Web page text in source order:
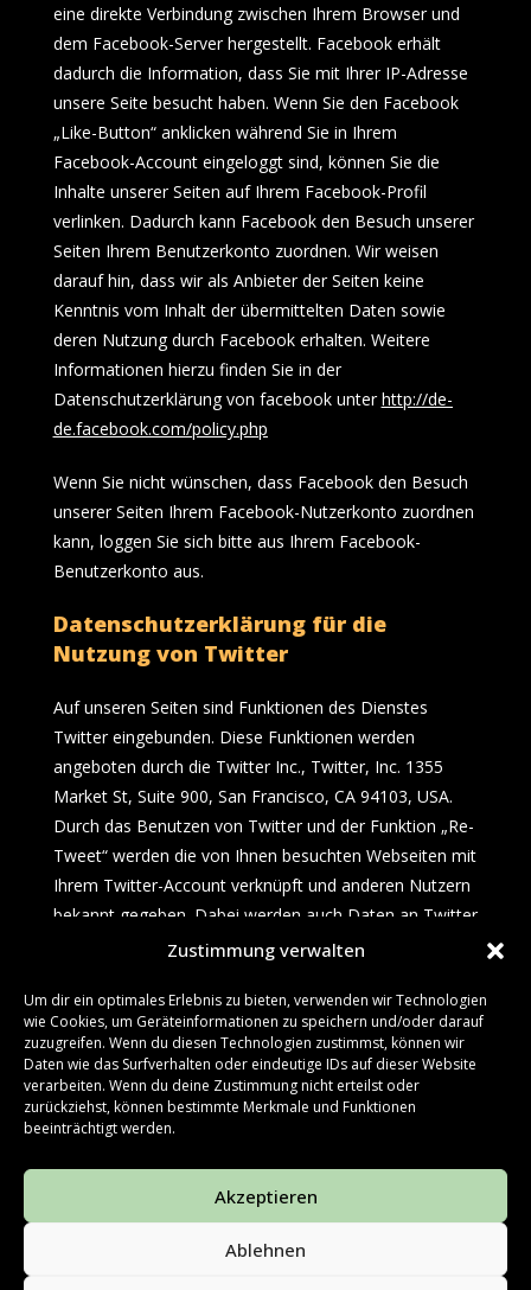
Zustimmung verwalten
Um dir ein optimales Erlebnis zu bieten, verwenden wir Technologien
wie Cookies, um Geräteinformationen zu speichern und/oder darauf
zuzugreifen. Wenn du diesen Technologien zustimmst, können wir
Daten wie das Surfverhalten oder eindeutige IDs auf dieser Website
verarbeiten. Wenn du deine Zustimmung nicht erteilst oder
zurückziehst, können bestimmte Merkmale und Funktionen
beeinträchtigt werden.
Akzeptieren
Ablehnen
eine direkte Verbindung zwischen Ihrem Browser und
dem Facebook-Server hergestellt. Facebook erhält
dadurch die Information, dass Sie mit Ihrer IP-Adresse
unsere Seite besucht haben. Wenn Sie den Facebook
„Like-Button“ anklicken während Sie in Ihrem
Facebook-Account eingeloggt sind, können Sie die
Inhalte unserer Seiten auf Ihrem Facebook-Profil
verlinken. Dadurch kann Facebook den Besuch unserer
Seiten Ihrem Benutzerkonto zuordnen. Wir weisen
darauf hin, dass wir als Anbieter der Seiten keine
Kenntnis vom Inhalt der übermittelten Daten sowie
deren Nutzung durch Facebook erhalten. Weitere
Informationen hierzu finden Sie in der
Datenschutzerklärung von facebook unterhttp://de-
de.facebook.com/policy.php
Wenn Sie nicht wünschen, dass Facebook den Besuch
unserer Seiten Ihrem Facebook-Nutzerkonto zuordnen
kann, loggen Sie sich bitte aus Ihrem Facebook-
Benutzerkonto aus.
Datenschutzerklärung für die
Nutzung von Twitter
Auf unseren Seiten sind Funktionen des Dienstes
Twitter eingebunden. Diese Funktionen werden
angeboten durch die Twitter Inc., Twitter, Inc. 1355
Market St, Suite 900, San Francisco, CA 94103, USA.
Durch das Benutzen von Twitter und der Funktion „Re-
Tweet“ werden die von Ihnen besuchten Webseiten mit
Ihrem Twitter-Account verknüpft und anderen Nutzern
bekannt gegeben. Dabei werden auch Daten an Twitter
Wir weisen darauf hin, dass wir als Anbieter der Seiten
keine Kenntnis vom Inhalt der übermittelten Daten
sowie deren Nutzung durch Twitter erhalten. Weitere
Informationen hierzu finden Sie in der
Datenschutzerklärung von Twitter unter
Ihre Datenschutzeinstellungen bei Twitter können Sie
in den Konto-Einstellungen unter
http://twitter.com/account/settings